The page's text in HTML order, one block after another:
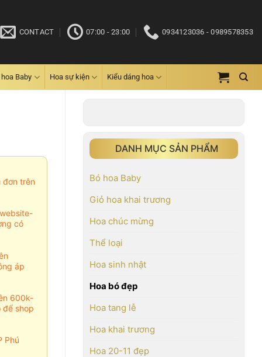
CONTACT 07:00 - 23:00 0934123036 - 0989578353
hoa Baby Hoa sự kiện Kiểu dáng hoa
DANH MỤC SẢN PHẨM
Bó hoa Baby
Giỏ hoa khai trương
Hoa chúc mừng
Thể loại
Hoa sinh nhật
Hoa bó đẹp
Hoa tang lễ
Hoa khai trương
Hoa 20-11 đẹp
đơn trên
có
áp
600k-
để shop
Phú